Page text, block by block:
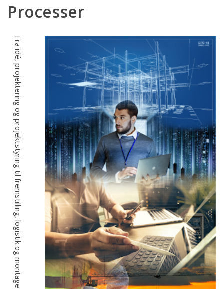
Processer
Fra idé, projektering og projektstyring til fremstilling, logistik og montage